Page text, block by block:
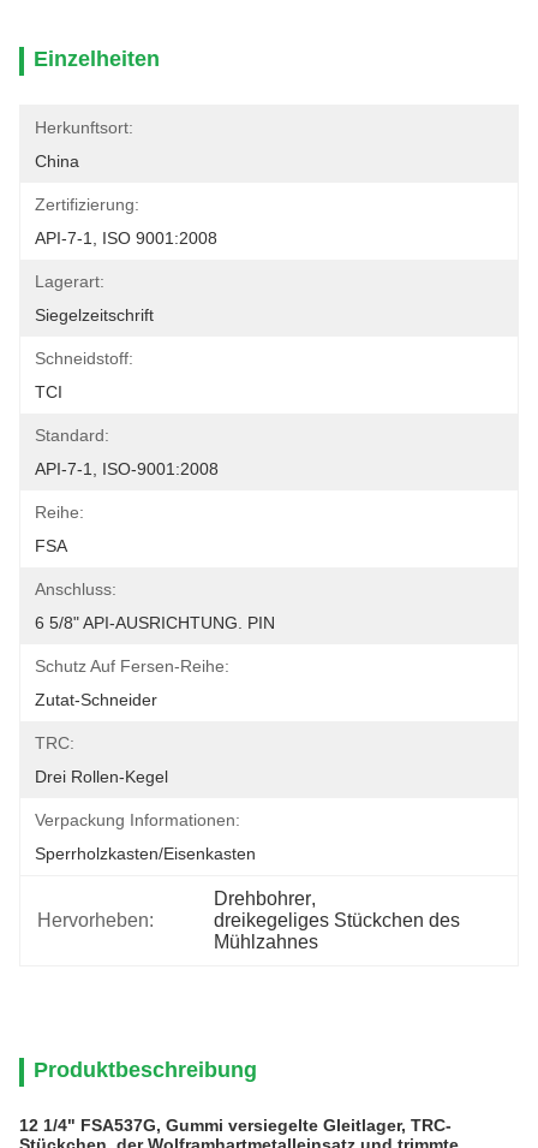
Einzelheiten
Herkunftsort:
China
Zertifizierung:
API-7-1, ISO 9001:2008
Lagerart:
Siegelzeitschrift
Schneidstoff:
TCI
Standard:
API-7-1, ISO-9001:2008
Reihe:
FSA
Anschluss:
6 5/8" API-AUSRICHTUNG. PIN
Schutz Auf Fersen-Reihe:
Zutat-Schneider
TRC:
Drei Rollen-Kegel
Verpackung Informationen:
Sperrholzkasten/Eisenkasten
Hervorheben:
Drehbohrer,
dreikegeliges Stückchen des
Mühlzahnes
Produktbeschreibung
12 1/4" FSA537G, Gummi versiegelte Gleitlager, TRC-